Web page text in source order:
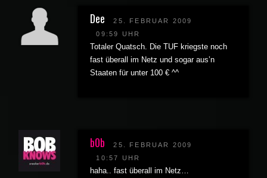
Dee
25. FEBRUAR 2009
09:59 UHR
Totaler Quatsch. Die TUF kriegste noch
fast überall im Netz und sogar aus’n
Staaten für unter 100 € ^^
b0b
25. FEBRUAR 2009
10:57 UHR
haha.. fast überall im Netz…